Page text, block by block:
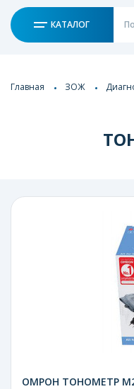
КАТАЛОГ
Главная ЗОЖ
ОМРОН ТОНОМЕТР